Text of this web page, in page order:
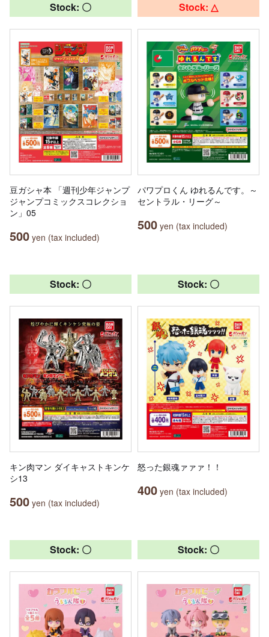
Stock: 〇
豆ガシャ本 「週刊少年ジャンプ
ジャンプコミックスコレクショ
ン」05
500 yen (tax included)
Stock: △
パワプロくん ゆれるんです。～
セントラル・リーグ～
500 yen (tax included)
Stock: 〇
キン肉マン ダイキャストキンケ
シ13
500 yen (tax included)
Stock: 〇
怒った銀魂ァァァ！！
400 yen (tax included)
Stock: 〇 Stock: 〇